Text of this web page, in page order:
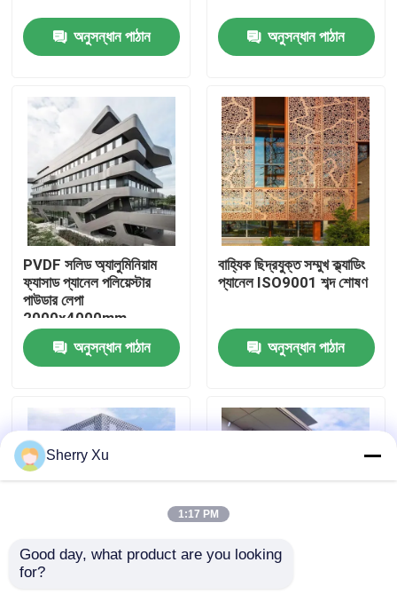
ভিডিও
আমাদের সম্পর্কে
কারখানা ভ্রমণ
মান নিয়ন্ত্রণ
আমাদের সাথে যোগাযোগ করুন
খবর
অনুসন্ধান পাঠান অনুসন্ধান পাঠান
PVDF সলিড অ্যালুমিনিয়াম
ফ্যাসাড প্যানেল পলিয়েস্টার
পাউডার লেপা
2000x4000mm
অনুসন্ধান পাঠান
বাহ্যিক ছিদ্রযুক্ত সম্মুখ ক্ল্যাডিং
প্যানেল ISO9001 শব্দ শোষণ
অনুসন্ধান পাঠান
সাদা PVDF আবরণ মেটাল
Sherry Xu
1:17 PM
Good day, what product are you looking
for?